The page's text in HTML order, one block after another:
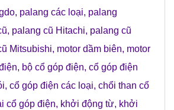
, palang các loại, palang
, palang cũ Hitachi, palang cũ
Mitsubishi, motor dầm biên, motor
, bộ cổ góp điện, cổ góp điện
, cổ góp điện các loại, chổi than cổ
cổ góp điện, khởi động từ, khởi